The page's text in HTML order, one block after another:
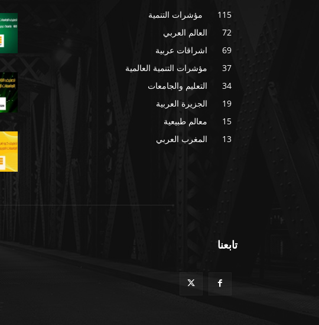
مؤشرات التنمية
115
العالم العربي
72
اشراقات عربية
69
مؤشرات التنمية العالمية
37
التعليم والجامعات
34
الجزيرة العربية
19
معالم طبيعية
15
المغرب العربي
13
تابعنا